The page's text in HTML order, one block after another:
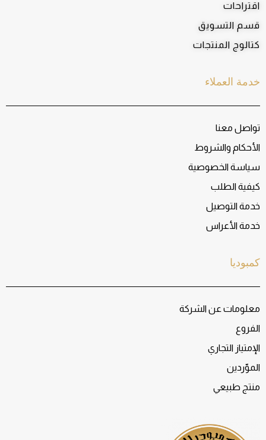
كمبوديا
معلومات عن الشركة
الفروع
الإمتياز التجاري
الموّردين
منتج طبيعي
خدمة العملاء
تواصل معنا
الأحكام والشروط
سياسة الخصوصية
كيفية الطلب
خدمة التوصيل
خدمة الأعراس
اقتراحات
قسم التسويق
كتالوج المنتجات